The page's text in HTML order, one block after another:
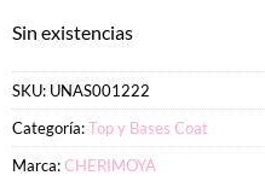
Sin existencias
SKU: UNAS001222
Categoría:Top y Bases Coat
Marca:CHERIMOYA